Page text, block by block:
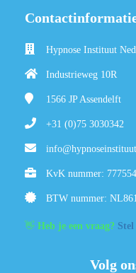
Hypnose Instituut
Industrieweg 10R
1566 JP Assendelft
+31 (0)75 3030342
KvK nummer:
BTW nummer:
👋 Heb je een vraag?
Volg